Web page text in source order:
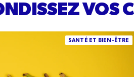
VOS
: comprendre, reconnaître et
SANTÉ ET BIEN-ÊTRE